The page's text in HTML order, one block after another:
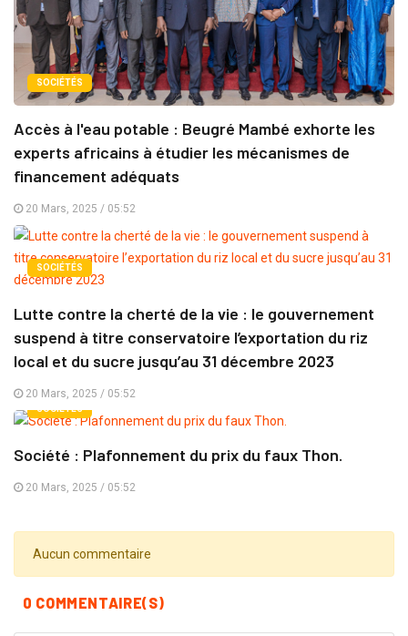
SOCIÉTÉS
Accès à l'eau potable : Beugré Mambé exhorte les
experts africains à étudier les mécanismes de
financement adéquats
20 Mars, 2025 / 05:52
SOCIÉTÉS
Lutte contre la cherté de la vie : le gouvernement
suspend à titre conservatoire l’exportation du riz
local et du sucre jusqu’au 31 décembre 2023
20 Mars, 2025 / 05:52
SOCIÉTÉS
Société : Plafonnement du prix du faux Thon.
20 Mars, 2025 / 05:52
Aucun commentaire
0 COMMENTAIRE(S)